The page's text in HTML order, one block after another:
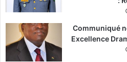
Communiqué
Excellence